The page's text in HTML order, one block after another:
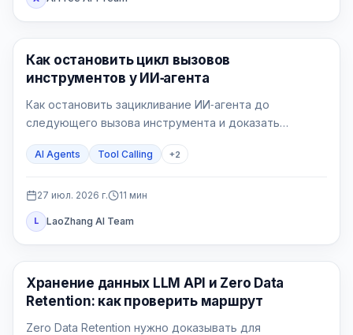
AI API
Как остановить цикл вызовов
инструментов у ИИ‑агента
Как остановить зацикливание ИИ‑агента до
следующего вызова инструмента и доказать
AI Agents Tool Calling +2
27 июл. 2026 г. 11 мин
L LaoZhang AI Team
Руководства по API
Хранение данных LLM API и Zero Data
Retention: как проверить маршрут
Zero Data Retention нужно доказывать для